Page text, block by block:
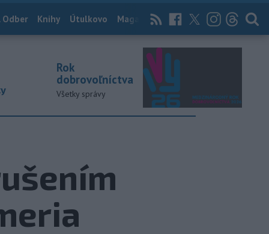
Odber Knihy Útulkovo Magazín News Now Archív
Rok
dobrovoľníctva
Všetky správy